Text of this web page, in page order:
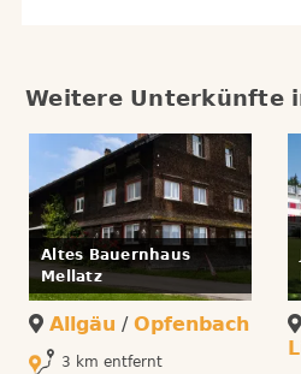
Weitere Unterkünfte
Altes Bauernhaus
Mellatz
Allgäu / Opfenbach
3 km entfernt